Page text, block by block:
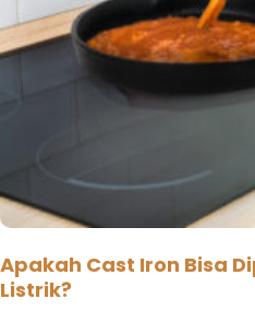
Apakah Cast Iron Bisa
Listrik?